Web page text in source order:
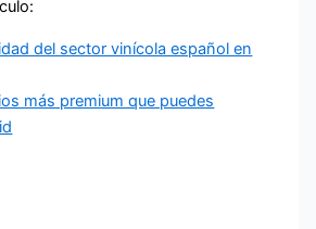
del sector vinícola español en
más premium que puedes